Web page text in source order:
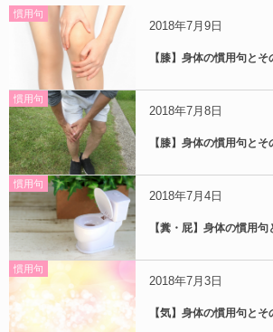
慣用句
2018年7月9日
【膝】身体の慣用句と
慣用句
2018年7月8日
【膝】身体の慣用句と
慣用句
2018年7月4日
【糞・屁】身体の慣用
慣用句
2018年7月3日
【気】身体の慣用句と